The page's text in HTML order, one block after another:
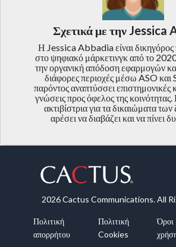
Σχετικά με την Jessica
Η Jessica Abbadia είναι δικηγόρος
στο ψηφιακό μάρκετινγκ από το
την οργανική απόδοση εφαρμογών
διάφορες περιοχές μέσω ASO και
παρόντος αναπτύσσει επιστημονικές
γνώσεις προς όφελος της
ακτιβίστρια για τα δικαιώματα
αρέσει να διαβάζει και να πίνει
2026 Cactus Communications. All
Πολιτική
απορρήτου
Πολιτική
Cookies
Όροι